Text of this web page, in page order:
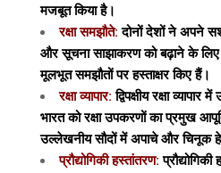
मजबूत किया है।
रक्षा समझौते: दोनों देशों ने अपने
और सूचना साझाकरण को बढ़ाने के
मूलभूत समझौतों पर हस्ताक्षर किए हैं।
रक्षा व्यापार: द्विपक्षीय रक्षा
भारत को रक्षा उपकरणों का प्रमुख
उल्लेखनीय सौदों में अपाचे और चिनूक
प्रौद्योगिकी हस्तांतरण: